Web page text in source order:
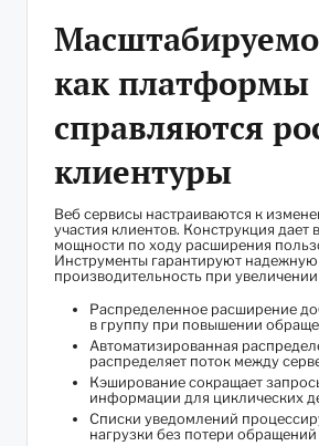
как платформы
справляются
клиентуры
Веб сервисы настраиваются к
участия клиентов. Конструкция дает
мощности по ходу расширения
Инструменты гарантируют надежную
производительность при увеличении
Распределенное расширение
в группу при повышении
Автоматизированная
распределяет поток между
Кэширование сокращает
информации для циклических
Списки уведомлений
нагрузки без потери обращений